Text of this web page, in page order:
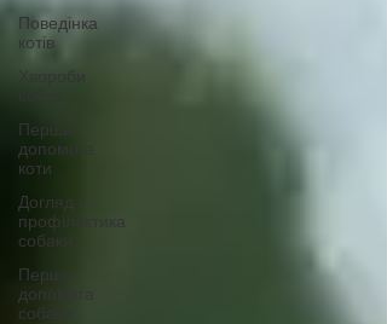
Поведінка
котів
Хвороби
Перша
допомога
коти
Догляд і
профілактика
собаки
Перша
допомога
собаки